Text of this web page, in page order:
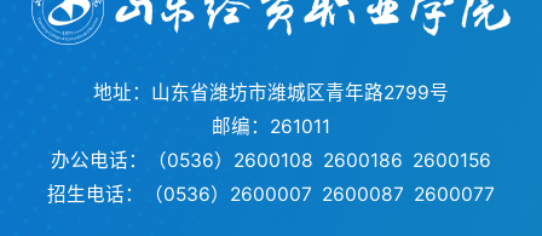
地址：山东省潍坊市潍城区青年路2799号
邮编：261011
办公电话：（0536）2600108 2600186 2600156
招生电话：（0536）2600007 2600087 2600077